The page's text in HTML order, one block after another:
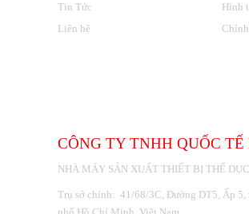
Tin Tức
Liên hệ
Hình
CÔNG TY TNHH QUỐC
NHÀ MÁY SẢN XUẤT THIẾT BỊ THỂ
Trụ sở chính: 41/68/3C, Đường DT5, Ấp